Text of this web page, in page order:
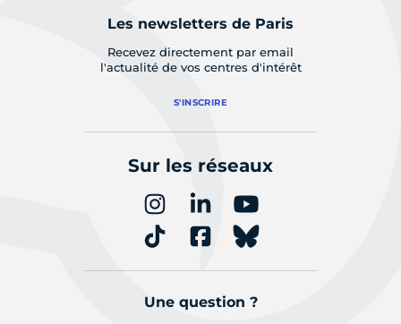
Les newsletters de Paris
Recevez directement par email
l'actualité de vos centres d'intérêt
S'INSCRIRE
Sur les réseaux
Une question ?